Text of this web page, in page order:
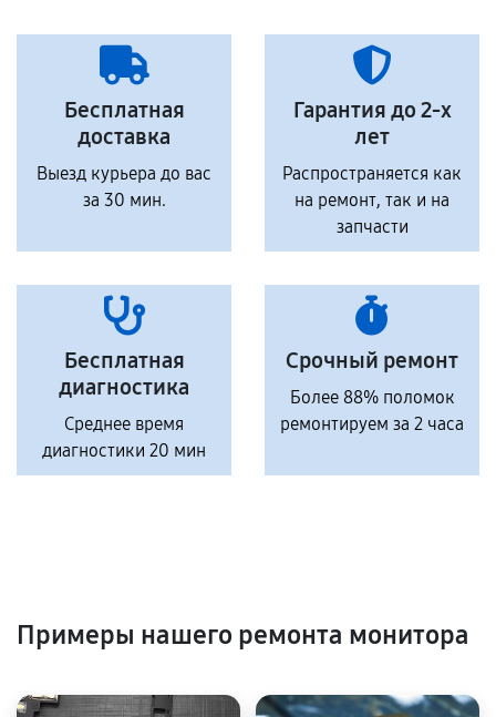
Бесплатная
доставка
Выезд курьера до вас
за 30 мин.
Гарантия до 2-х
лет
Распространяется как
на ремонт, так и на
запчасти
Бесплатная
диагностика
Среднее время
диагностики 20 мин
Срочный ремонт
Более 88% поломок
ремонтируем за 2 часа
Примеры нашего ремонта монитора